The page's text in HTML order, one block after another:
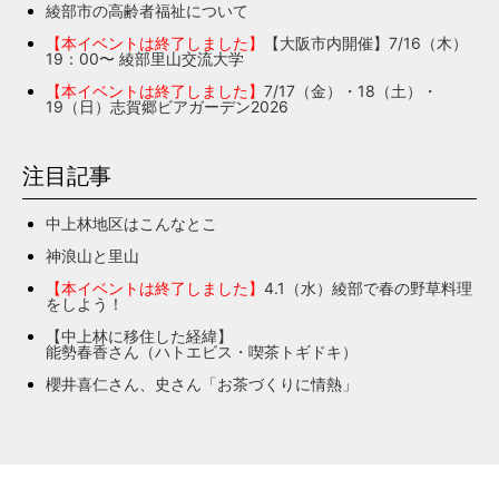
綾部市の高齢者福祉について
【本イベントは終了しました】
【大阪市内開催】7/16（木）
19：00〜 綾部里山交流大学
【本イベントは終了しました】 7/17（金）・18（土）・
19（日）志賀郷ビアガーデン2026
注目記事
中上林地区はこんなとこ
神浪山と里山
【本イベントは終了しました】 4.1（水）綾部で春の野草料理
をしよう！
【中上林に移住した経緯】
能勢春香さん（ハトエビス・喫茶トギドキ）
櫻井喜仁さん、史さん「お茶づくりに情熱」